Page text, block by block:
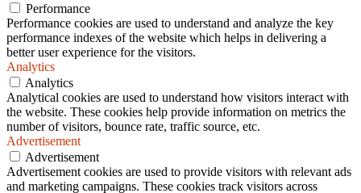
Performance
Performance cookies are used to understand and analyze the key
performance indexes of the website which helps in delivering a
better user experience for the visitors.
Analytics
Analytics
Analytical cookies are used to understand how visitors interact with
the website. These cookies help provide information on metrics the
number of visitors, bounce rate, traffic source, etc.
Advertisement
Advertisement
Advertisement cookies are used to provide visitors with relevant ads
and marketing campaigns. These cookies track visitors across